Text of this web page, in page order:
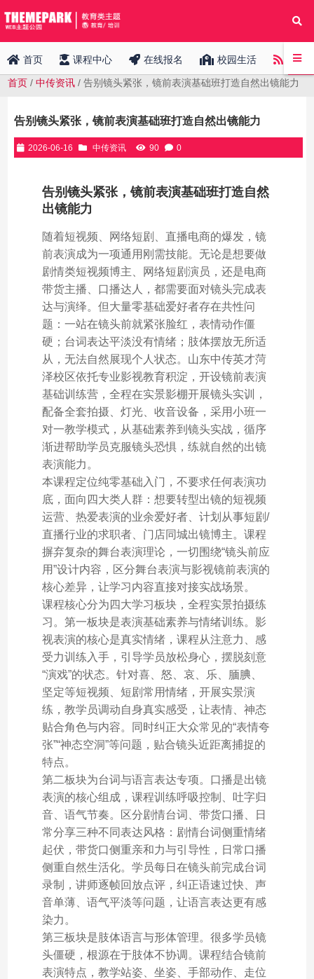
首页 课程中心 在线报名 校园生活 中传
首页 /中传资讯 / 告别镜头紧张，镜前表演基础班打造自然出镜能力
告别镜头紧张，镜前表演基础班打造自然出镜能力
2026-06-16 中传资讯 90 0
告别镜头紧张，镜前表演基础班打造自然
出镜能力
随着短视频、网络短剧、直播电商的爆发，镜
前表演成为一项通用刚需技能。无论是想要做
剧情类短视频博主、网络短剧演员，还是电商
带货主播、口播达人，都需要面对镜头完成表
达与演绎。但大量零基础爱好者存在共性问
题：一站在镜头前就紧张脸红，表情动作僵
硬；台词表达平淡没有情绪；肢体摆放无所适
从，无法自然展现个人状态。山东中传英才菏
泽校区依托专业影视教育积淀，开设镜前表演
基础训练营，全程在实景影棚开展镜头实训，
配备全套拍摄、灯光、收音设备，采用小班一
对一教学模式，从基础素养到镜头实战，循序
渐进帮助学员克服镜头恐惧，练就自然的出镜
表演能力。
本课程定位纯零基础入门，不要求任何表演功
底，面向四大类人群：想要转型出镜的短视频
运营、热爱表演的业余爱好者、计划从事短剧/
直播行业的求职者、门店同城出镜博主。课程
摒弃复杂的舞台表演理论，一切围绕“镜头前应
用”设计内容，区分舞台表演与影视镜前表演的
核心差异，让学习内容直接对接实战场景。
课程核心分为四大学习板块，全程实景拍摄练
习。第一板块是表演基础素养与情绪训练。影
视表演的核心是真实情绪，课程从注意力、感
受力训练入手，引导学员放松身心，摆脱刻意
“演戏”的状态。针对喜、怒、哀、乐、腼腆、
坚定等短视频、短剧常用情绪，开展实景演
练，教学员调动自身真实感受，让表情、神态
贴合角色与内容。同时纠正大众常见的“表情夸
张”“神态空洞”等问题，贴合镜头近距离捕捉的
特点。
第二板块为台词与语言表达专项。口播是出镜
表演的核心组成，课程训练呼吸控制、吐字归
音、语气节奏。区分剧情台词、带货口播、日
常分享三种不同表达风格：剧情台词侧重情绪
起伏，带货口侧重亲和力与引导性，日常口播
侧重自然生活化。学员每日在镜头前完成台词
录制，讲师逐帧回放点评，纠正语速过快、声
音单薄、语气平淡等问题，让语言表达更有感
染力。
第三板块是肢体语言与形体管理。很多学员镜
头僵硬，根源在于肢体不协调。课程结合镜前
表演特点，教学站姿、坐姿、手部动作、走位